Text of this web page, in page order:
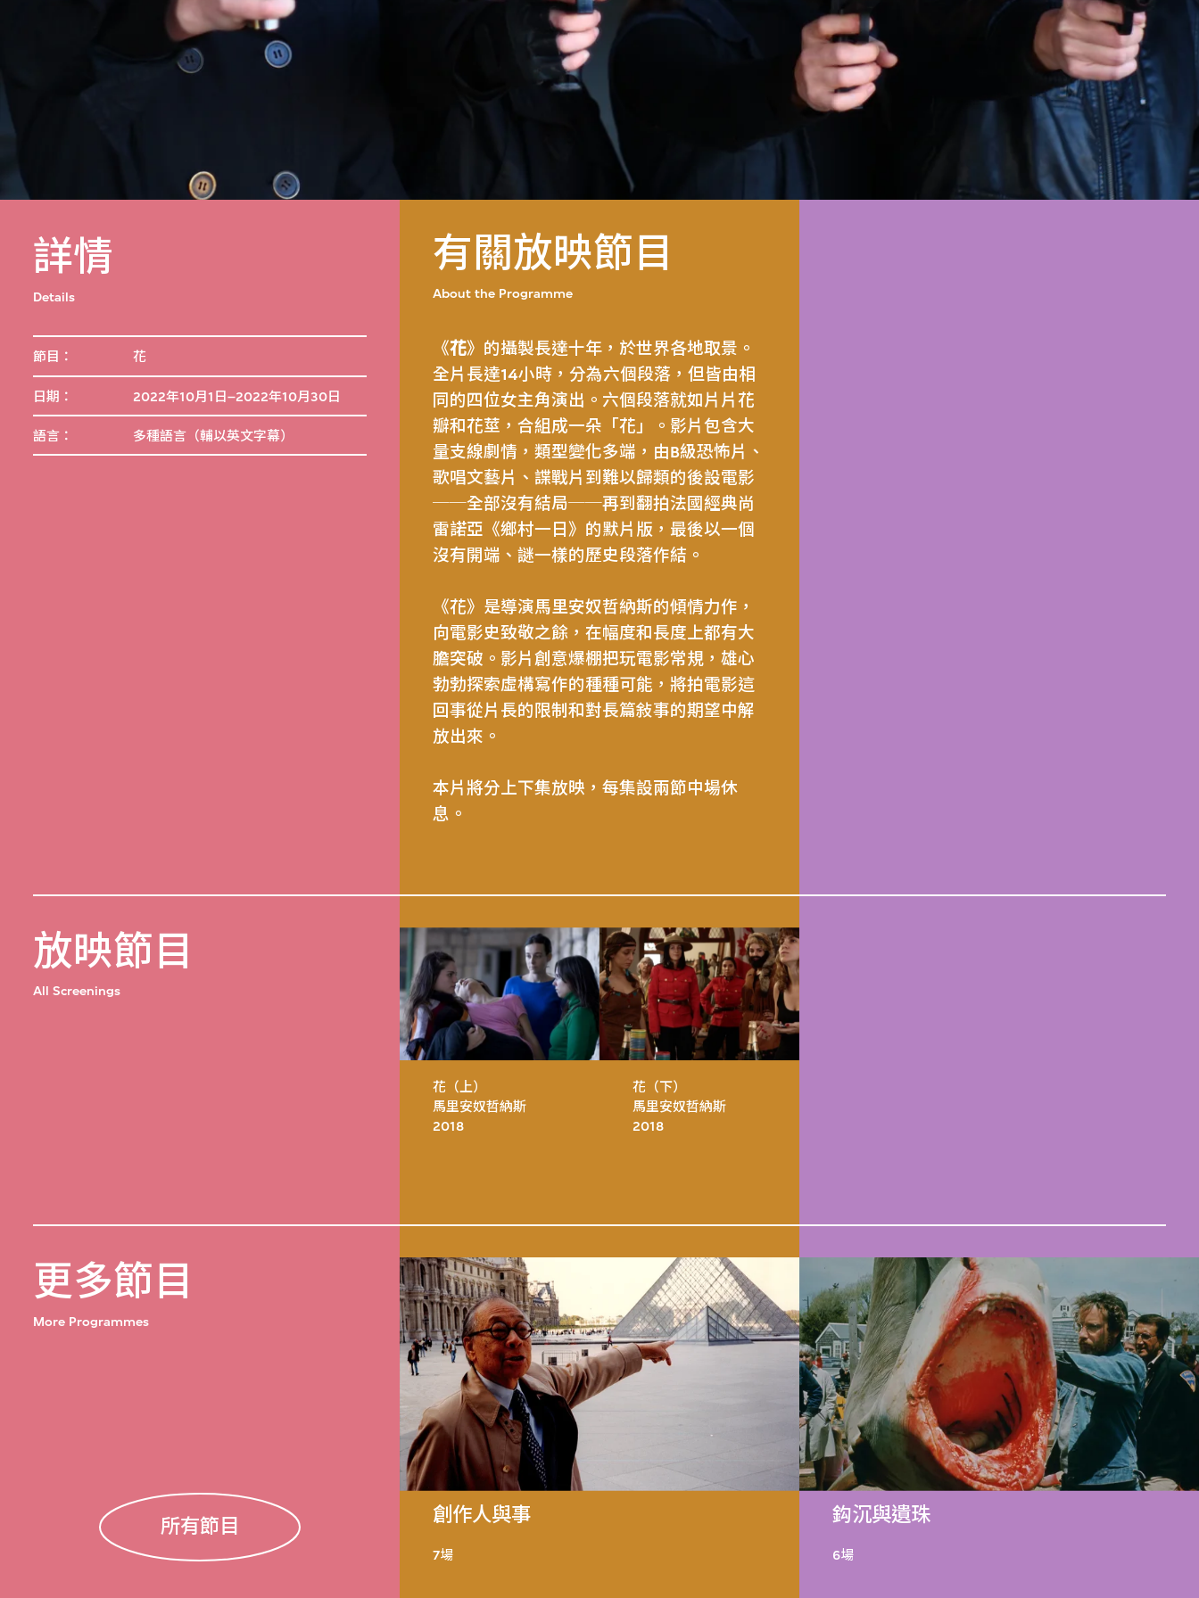
詳情
Details
節目： 花
日期： 2022年10月1日–2022年10月30日
語言： 多種語言（輔以英文字幕）
有關放映節目
About the Programme
《花》的攝製長達十年，於世界各地取景。
全片長達14小時，分為六個段落，但皆由相
同的四位女主角演出。六個段落就如片片花
瓣和花莖，合組成一朵「花」。影片包含大
量支線劇情，類型變化多端，由B級恐怖片、
歌唱文藝片、諜戰片到難以歸類的後設電影
──全部沒有結局──再到翻拍法國經典尚
雷諾亞《鄉村一日》的默片版，最後以一個
沒有開端、謎一樣的歷史段落作結。
《花》是導演馬里安奴哲納斯的傾情力作，
向電影史致敬之餘，在幅度和長度上都有大
膽突破。影片創意爆棚把玩電影常規，雄心
勃勃探索虛構寫作的種種可能，將拍電影這
回事從片長的限制和對長篇敍事的期望中解
放出來。
本片將分上下集放映，每集設兩節中場休
息。
放映節目
All Screenings
花（上）
馬里安奴哲納斯
2018
花（下）
馬里安奴哲納斯
2018
更多節目
More Programmes
所有節目
創作人與事
7場
鈎沉與遺珠
6場